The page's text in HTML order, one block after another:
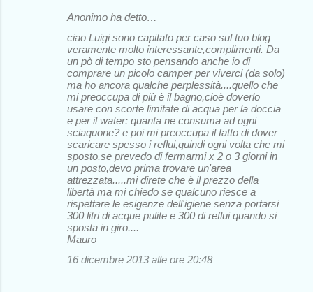
Anonimo ha detto…
ciao Luigi sono capitato per caso sul tuo blog
veramente molto interessante,complimenti. Da
un pò di tempo sto pensando anche io di
comprare un picolo camper per viverci (da solo)
ma ho ancora qualche perplessità....quello che
mi preoccupa di più è il bagno,cioè doverlo
usare con scorte limitate di acqua per la doccia
e per il water: quanta ne consuma ad ogni
sciaquone? e poi mi preoccupa il fatto di dover
scaricare spesso i reflui,quindi ogni volta che mi
sposto,se prevedo di fermarmi x 2 o 3 giorni in
un posto,devo prima trovare un'area
attrezzata.....mi direte che è il prezzo della
libertà ma mi chiedo se qualcuno riesce a
rispettare le esigenze dell'igiene senza portarsi
300 litri di acque pulite e 300 di reflui quando si
sposta in giro....
Mauro
16 dicembre 2013 alle ore 20:48